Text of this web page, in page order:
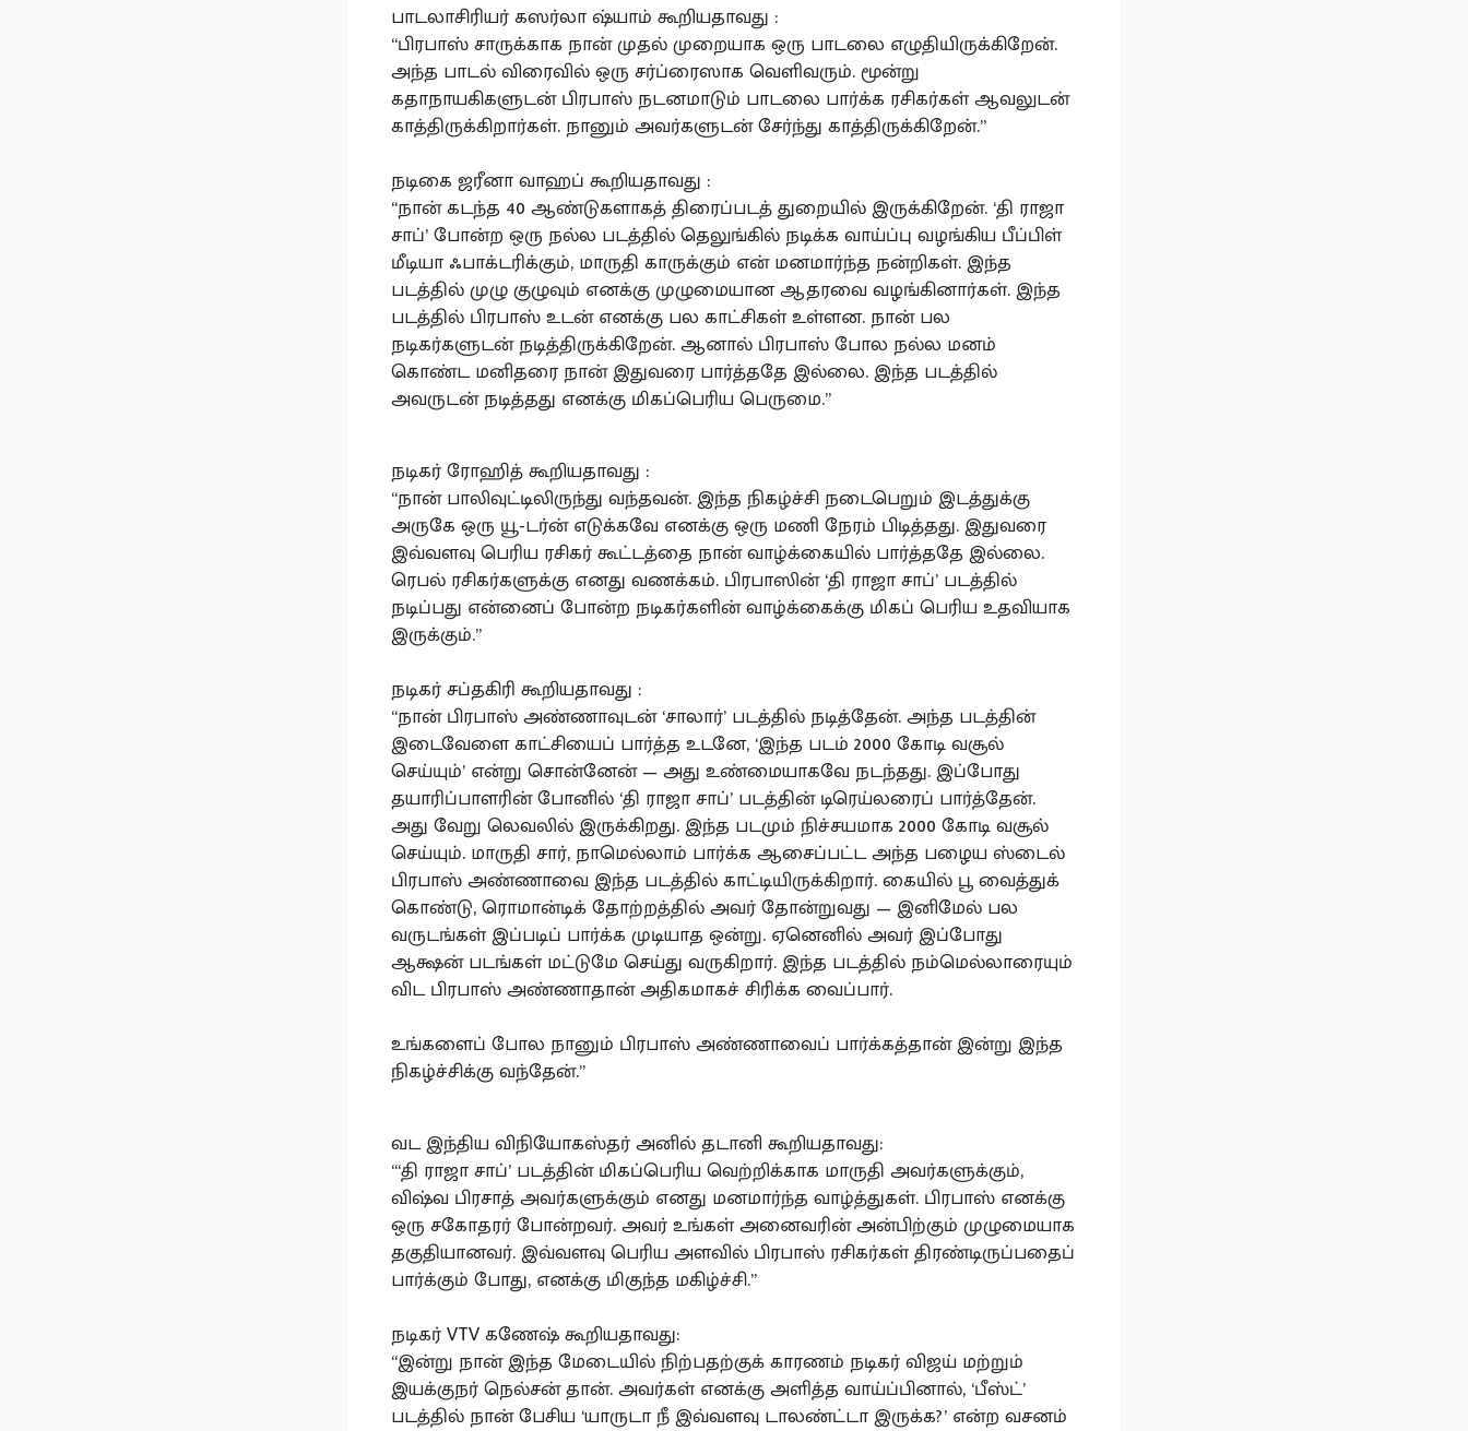
பாடலாசிரியர் கஸர்லா ஷ்யாம் கூறியதாவது :
“பிரபாஸ் சாருக்காக நான் முதல் முறையாக ஒரு பாடலை எழுதியிருக்கிறேன்.
அந்த பாடல் விரைவில் ஒரு சர்ப்ரைஸாக வெளிவரும். மூன்று
கதாநாயகிகளுடன் பிரபாஸ் நடனமாடும் பாடலை பார்க்க ரசிகர்கள் ஆவலுடன்
காத்திருக்கிறார்கள். நானும் அவர்களுடன் சேர்ந்து காத்திருக்கிறேன்.”
நடிகை ஜரீனா வாஹப் கூறியதாவது :
“நான் கடந்த 40 ஆண்டுகளாகத் திரைப்படத் துறையில் இருக்கிறேன். ‘தி ராஜா
சாப்’ போன்ற ஒரு நல்ல படத்தில் தெலுங்கில் நடிக்க வாய்ப்பு வழங்கிய பீப்பிள்
மீடியா ஃபாக்டரிக்கும், மாருதி காருக்கும் என் மனமார்ந்த நன்றிகள். இந்த
படத்தில் முழு குழுவும் எனக்கு முழுமையான ஆதரவை வழங்கினார்கள். இந்த
படத்தில் பிரபாஸ் உடன் எனக்கு பல காட்சிகள் உள்ளன. நான் பல
நடிகர்களுடன் நடித்திருக்கிறேன். ஆனால் பிரபாஸ் போல நல்ல மனம்
கொண்ட மனிதரை நான் இதுவரை பார்த்ததே இல்லை. இந்த படத்தில்
அவருடன் நடித்தது எனக்கு மிகப்பெரிய பெருமை.”
நடிகர் ரோஹித் கூறியதாவது :
“நான் பாலிவுட்டிலிருந்து வந்தவன். இந்த நிகழ்ச்சி நடைபெறும் இடத்துக்கு
அருகே ஒரு யூ-டர்ன் எடுக்கவே எனக்கு ஒரு மணி நேரம் பிடித்தது. இதுவரை
இவ்வளவு பெரிய ரசிகர் கூட்டத்தை நான் வாழ்க்கையில் பார்த்ததே இல்லை.
ரெபல் ரசிகர்களுக்கு எனது வணக்கம். பிரபாஸின் ‘தி ராஜா சாப்’ படத்தில்
நடிப்பது என்னைப் போன்ற நடிகர்களின் வாழ்க்கைக்கு மிகப் பெரிய உதவியாக
இருக்கும்.”
நடிகர் சப்தகிரி கூறியதாவது :
“நான் பிரபாஸ் அண்ணாவுடன் ‘சாலார்’ படத்தில் நடித்தேன். அந்த படத்தின்
இடைவேளை காட்சியைப் பார்த்த உடனே, ‘இந்த படம் 2000 கோடி வசூல்
செய்யும்’ என்று சொன்னேன் — அது உண்மையாகவே நடந்தது. இப்போது
தயாரிப்பாளரின் போனில் ‘தி ராஜா சாப்’ படத்தின் டிரெய்லரைப் பார்த்தேன்.
அது வேறு லெவலில் இருக்கிறது. இந்த படமும் நிச்சயமாக 2000 கோடி வசூல்
செய்யும். மாருதி சார், நாமெல்லாம் பார்க்க ஆசைப்பட்ட அந்த பழைய ஸ்டைல்
பிரபாஸ் அண்ணாவை இந்த படத்தில் காட்டியிருக்கிறார். கையில் பூ வைத்துக்
கொண்டு, ரொமான்டிக் தோற்றத்தில் அவர் தோன்றுவது — இனிமேல் பல
வருடங்கள் இப்படிப் பார்க்க முடியாத ஒன்று. ஏனெனில் அவர் இப்போது
ஆக்ஷன் படங்கள் மட்டுமே செய்து வருகிறார். இந்த படத்தில் நம்மெல்லாரையும்
விட பிரபாஸ் அண்ணாதான் அதிகமாகச் சிரிக்க வைப்பார்.
உங்களைப் போல நானும் பிரபாஸ் அண்ணாவைப் பார்க்கத்தான் இன்று இந்த
நிகழ்ச்சிக்கு வந்தேன்.”
வட இந்திய விநியோகஸ்தர் அனில் தடானி கூறியதாவது:
“‘தி ராஜா சாப்’ படத்தின் மிகப்பெரிய வெற்றிக்காக மாருதி அவர்களுக்கும்,
விஷ்வ பிரசாத் அவர்களுக்கும் எனது மனமார்ந்த வாழ்த்துகள். பிரபாஸ் எனக்கு
ஒரு சகோதரர் போன்றவர். அவர் உங்கள் அனைவரின் அன்பிற்கும் முழுமையாக
தகுதியானவர். இவ்வளவு பெரிய அளவில் பிரபாஸ் ரசிகர்கள் திரண்டிருப்பதைப்
பார்க்கும் போது, எனக்கு மிகுந்த மகிழ்ச்சி.”
நடிகர் VTV கணேஷ் கூறியதாவது:
“இன்று நான் இந்த மேடையில் நிற்பதற்குக் காரணம் நடிகர் விஜய் மற்றும்
இயக்குநர் நெல்சன் தான். அவர்கள் எனக்கு அளித்த வாய்ப்பினால், ‘பீஸ்ட்’
படத்தில் நான் பேசிய ‘யாருடா நீ இவ்வளவு டாலண்ட்டா இருக்க?’ என்ற வசனம்